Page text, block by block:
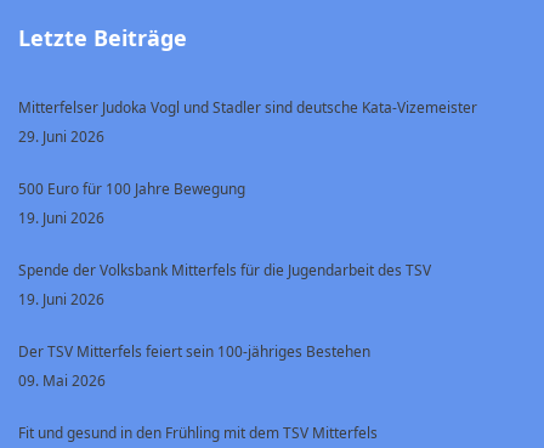
Letzte Beiträge
Mitterfelser Judoka Vogl und Stadler sind deutsche Kata-Vizemeister
29. Juni 2026
500 Euro für 100 Jahre Bewegung
19. Juni 2026
Spende der Volksbank Mitterfels für die Jugendarbeit des TSV
19. Juni 2026
Der TSV Mitterfels feiert sein 100-jähriges Bestehen
09. Mai 2026
Fit und gesund in den Frühling mit dem TSV Mitterfels